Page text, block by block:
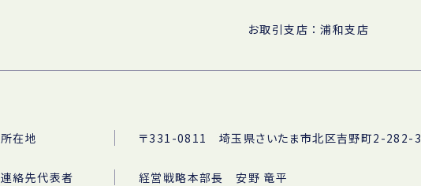
お取引支店：浦和支店
所在地 〒331-0811 埼玉県さいたま市北区吉野町2-282-3
連絡先代表者 経営戦略本部長 安野 竜平